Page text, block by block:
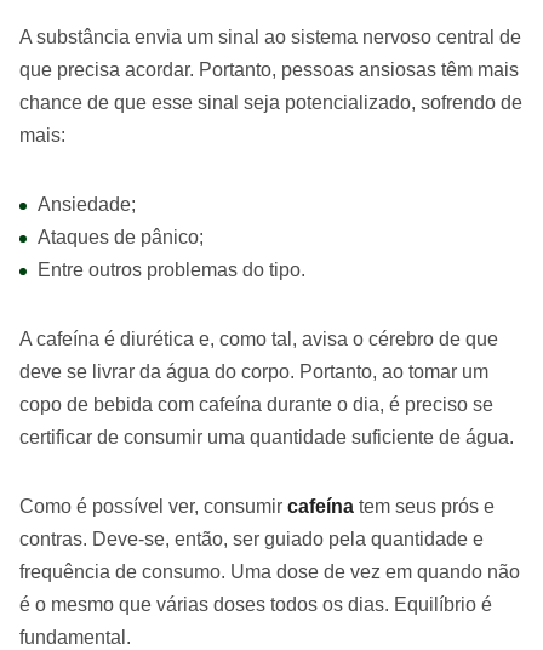
A substância envia um sinal ao sistema nervoso central de
que precisa acordar. Portanto, pessoas ansiosas têm mais
chance de que esse sinal seja potencializado, sofrendo de
mais:
Ansiedade;
Ataques de pânico;
Entre outros problemas do tipo.
A cafeína é diurética e, como tal, avisa o cérebro de que
deve se livrar da água do corpo. Portanto, ao tomar um
copo de bebida com cafeína durante o dia, é preciso se
certificar de consumir uma quantidade suficiente de água.
Como é possível ver, consumir cafeína tem seus prós e
contras. Deve-se, então, ser guiado pela quantidade e
frequência de consumo. Uma dose de vez em quando não
é o mesmo que várias doses todos os dias. Equilíbrio é
fundamental.